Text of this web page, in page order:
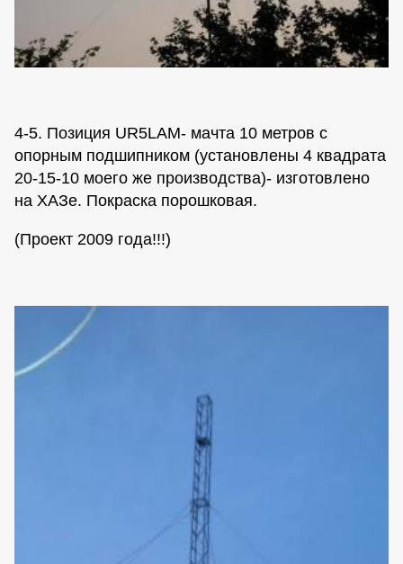
4-5. Позиция UR5LAM- мачта 10 метров с
опорным подшипником (установлены 4 квадрата
20-15-10 моего же производства)- изготовлено
на ХАЗе. Покраска порошковая.
(Проект 2009 года!!!)